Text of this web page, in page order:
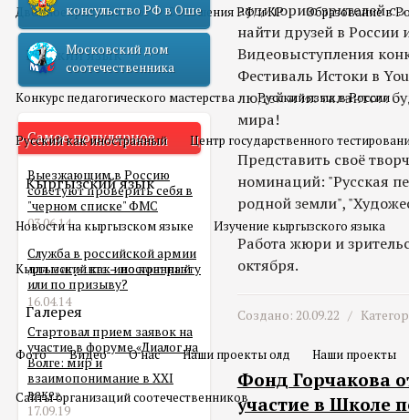
Двойное гражданство Отношения РФ и КР Образование в
Русский язык
Конкурс педагогического мастерства Русский язык в России
Русский как иностранный Центр государственного
Кыргызский язык
Новости на кыргызском языке Изучение кыргызского языка
Кыргызский как иностранный
Галерея
Фото Видео О нас Наши проекты олд Наши проекты
Сайты организаций соотечественников
консульство РФ в Оше
Московский дом
соотечественника
Самое популярное
Выезжающим в Россию
советуют проверить себя в
"черном списке" ФМС
03.06.14
Служба в российской армии
для мигранта – по контракту
или по призыву?
16.04.14
Стартовал прием заявок на
участие в форуме «Диалог на
Волге: мир и
взаимопонимание в XXI
веке»
17.09.19
аудиторию зрителей со
найти друзей в России
Видеовыступления
Фестиваль Истоки в
людей и их талантом
мира!
Представить своё
номинаций: "Русская
родной земли",
Работа жюри и
октября.
Создано: 20.09.22 /
Фонд Горчакова
участие в Школе